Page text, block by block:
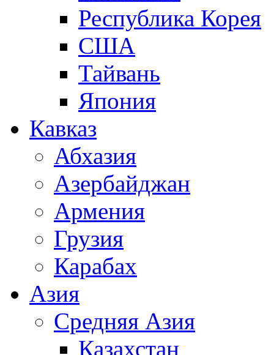
Республика Корея
США
Тайвань
Япония
Кавказ
Абхазия
Азербайджан
Армения
Грузия
Карабах
Азия
Средняя Азия
Казахстан